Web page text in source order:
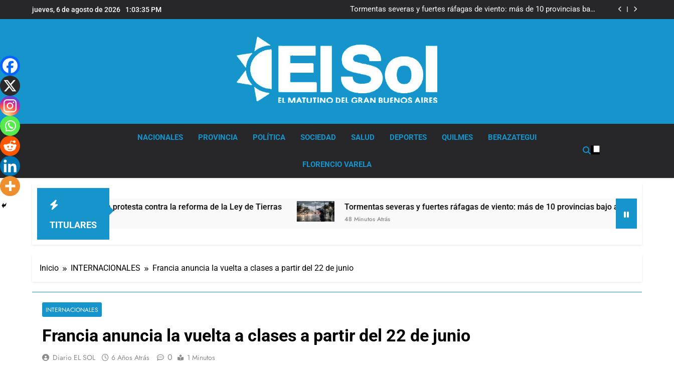
al
jueves, 6 de agosto de 2026 1:03:36 PM
protesta contra la reforma de la Ley de Tierras
Tormentas severas y fuertes ráfagas de viento: más de 10 provincias bajo
alerta meteorológica
Senado debate el proyecto sobre propiedad privada con foco en los
Senado debate el proyecto sobre propiedad privada con foco en los
NACIONALES PROVINCIA POLÍTICA SOCIEDAD SALUD DEPORTES QUILMES BERAZATEGUI
FLORENCIO VARELA
TITULARES
de seguridad por la protesta contra la reforma de la Ley de Tierras Tormentas severas y fuertes ráfagas de viento: más de 10 provincias bajo alerta meteorológica
48 Minutos Atrás
Inicio INTERNACIONALES Francia anuncia la vuelta a clases a partir del 22 de junio
INTERNACIONALES
Francia anuncia la vuelta a clases a partir del 22 de junio
Diario EL SOL 6 Años Atrás 0 1 Minutos